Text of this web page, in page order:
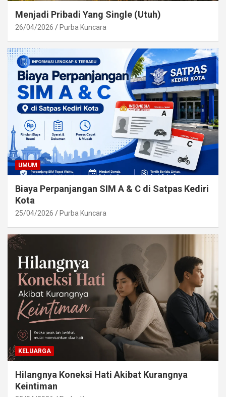
Menjadi Pribadi Yang Single (Utuh)
26/04/2026 Purba Kuncara
UMUM
Biaya Perpanjangan SIM A & C di Satpas Kediri
Kota
25/04/2026 Purba Kuncara
KELUARGA
Hilangnya Koneksi Hati Akibat Kurangnya
Keintiman